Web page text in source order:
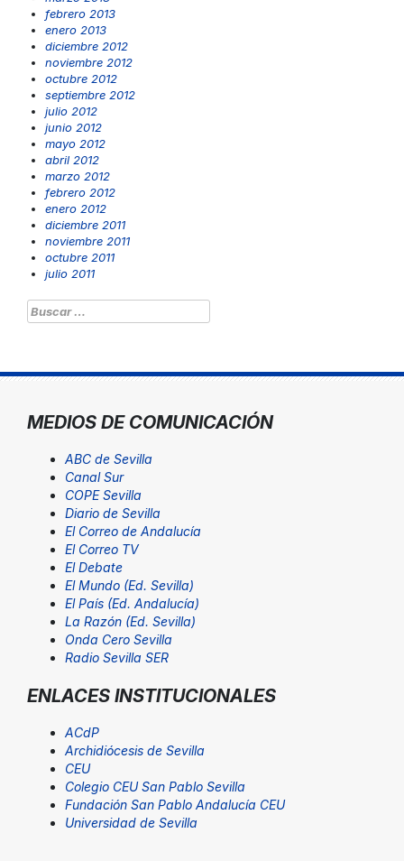
febrero 2013
enero 2013
diciembre 2012
noviembre 2012
octubre 2012
septiembre 2012
julio 2012
junio 2012
mayo 2012
abril 2012
marzo 2012
febrero 2012
enero 2012
diciembre 2011
noviembre 2011
octubre 2011
julio 2011
Buscar:
MEDIOS DE COMUNICACIÓN
ABC de Sevilla
Canal Sur
COPE Sevilla
Diario de Sevilla
El Correo de Andalucía
El Correo TV
El Debate
El Mundo (Ed. Sevilla)
El País (Ed. Andalucía)
La Razón (Ed. Sevilla)
Onda Cero Sevilla
Radio Sevilla SER
ENLACES INSTITUCIONALES
ACdP
Archidiócesis de Sevilla
CEU
Colegio CEU San Pablo Sevilla
Fundación San Pablo Andalucía CEU
Universidad de Sevilla